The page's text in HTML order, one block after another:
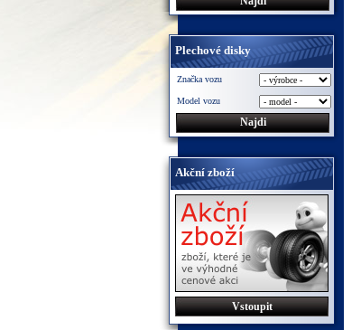
Plechové disky
Značka vozu
Model vozu
Akční zboží
Vstoupit